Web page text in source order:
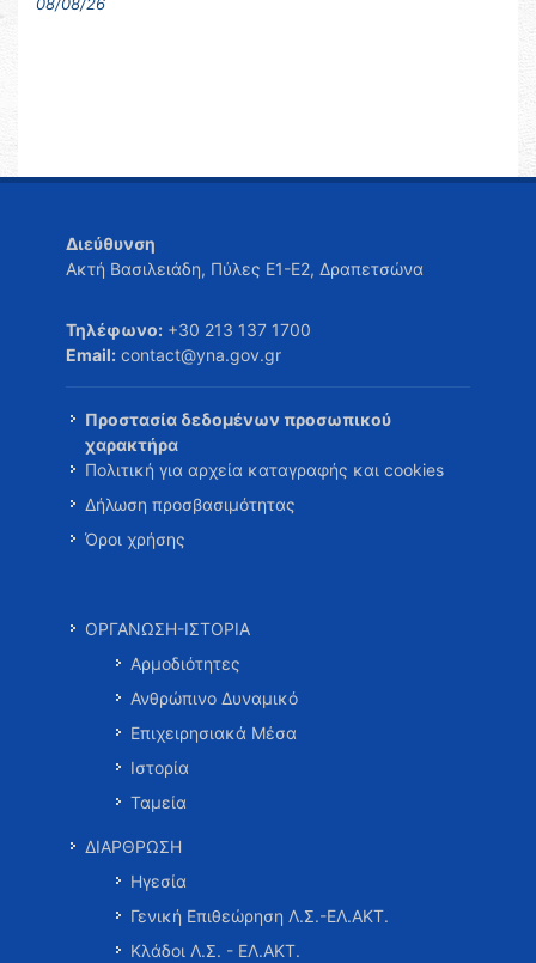
08/08/26
Διεύθυνση
Ακτή Βασιλειάδη, Πύλες Ε1-Ε2, Δραπετσώνα
Τηλέφωνο: +30 213 137 1700
Email: contact@yna.gov.gr
Προστασία δεδομένων προσωπικού
χαρακτήρα
Πολιτική για αρχεία καταγραφής και cookies
Δήλωση προσβασιμότητας
Όροι χρήσης
ΟΡΓΑΝΩΣΗ-ΙΣΤΟΡΙΑ
Αρμοδιότητες
Ανθρώπινο Δυναμικό
Επιχειρησιακά Μέσα
Ιστορία
Ταμεία
ΔΙΑΡΘΡΩΣΗ
Ηγεσία
Γενική Επιθεώρηση Λ.Σ.-ΕΛ.ΑΚΤ.
Κλάδοι Λ.Σ. - ΕΛ.ΑΚΤ.